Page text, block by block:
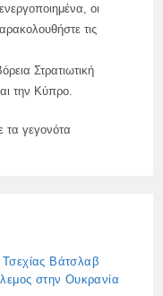
οι
τις
Στρατιωτική
την Κύπρο.
τα γεγονότα
Βάτσλαβ
στην Ουκρανία